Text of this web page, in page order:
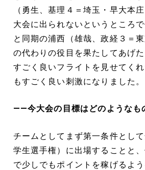
（勇生、基理４＝埼玉・早大本
大会に出られないというところ
と同期の浦西（雄哉、政経３＝
の代わりの役目を果たしてあげた
すごく良いフライトを見せてく
もすごく良い刺激になりました。
――今大会の目標はどのようなも
チームとしてまず第一条件とし
学生選手権）に出場することと
で少しでもポイントを稼げるよ